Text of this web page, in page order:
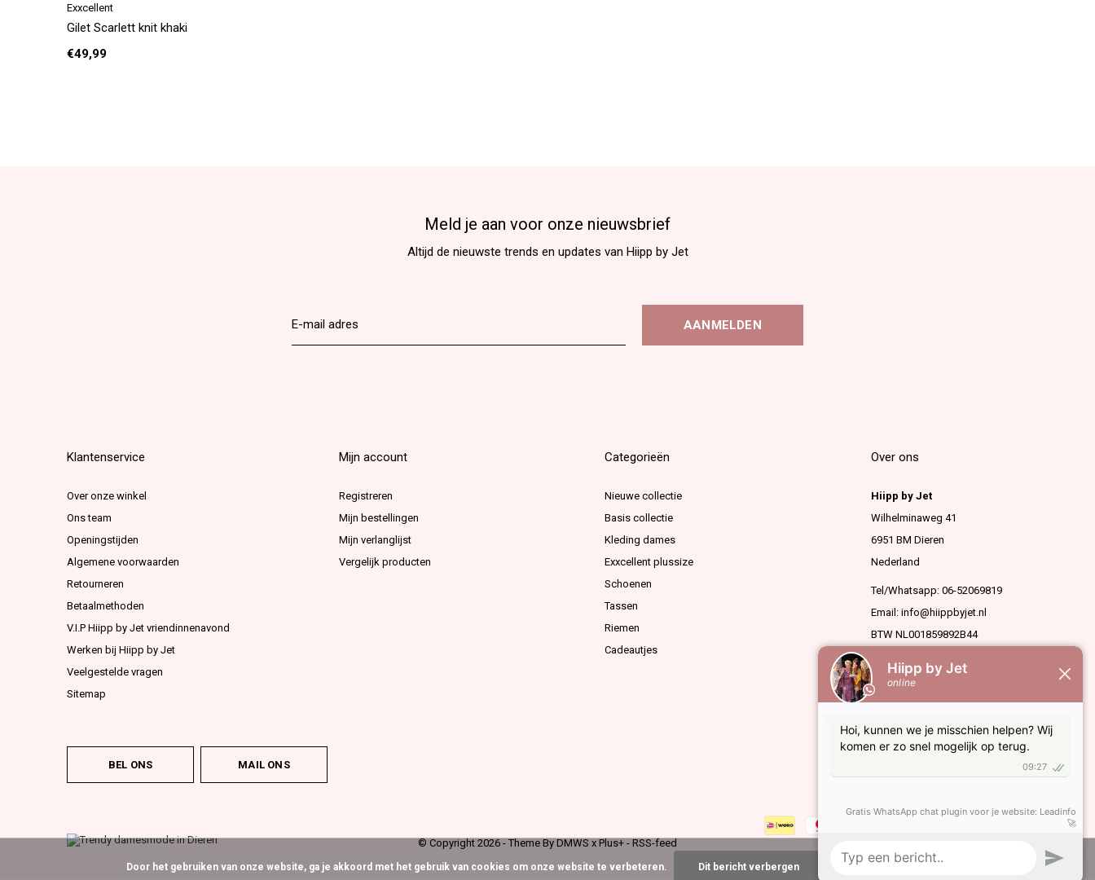
Exxcellent
Gilet Scarlett knit khaki
€49,99
Meld je aan voor onze nieuwsbrief
Altijd de nieuwste trends en updates van Hiipp by Jet
AANMELDEN
Klantenservice
Over onze winkel
Ons team
Openingstijden
Algemene voorwaarden
Retourneren
Betaalmethoden
V.I.P Hiipp by Jet vriendinnenavond
Werken bij Hiipp by Jet
Veelgestelde vragen
Sitemap
Mijn account
Registreren
Mijn bestellingen
Mijn verlanglijst
Vergelijk producten
Categorieën
Nieuwe collectie
Basis collectie
Kleding dames
Exxcellent plussize
Schoenen
Tassen
Riemen
Cadeautjes
Over ons
Hiipp by Jet
Wilhelminaweg 41
6951 BM Dieren
Nederland
Tel/Whatsapp: 06-52069819
Email: info@hiippbyjet.nl
BTW NL001859892B44
BEL ONS MAIL ONS
© Copyright 2026 - Theme By DMWS x Plus+ - RSS-feed
Door het gebruiken van onze website, ga je akkoord met het gebruik van cookies om onze website te verbeteren. Dit bericht verbergen Meer over cookies »